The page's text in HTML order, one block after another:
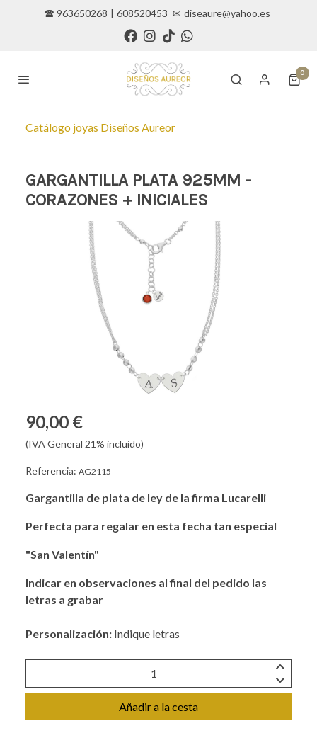
🕿 963650268 | 608520453 ✉ diseaure@yahoo.es
0
Catálogo joyas Diseños Aureor
GARGANTILLA PLATA 925MM -
CORAZONES + INICIALES
90,00 €
(IVA General 21% incluido)
Referencia: AG2115
Gargantilla de plata de ley de la firma Lucarelli
Perfecta para regalar en esta fecha tan especial
"San Valentín"
Indicar en observaciones al final del pedido las
letras a grabar
Personalización: Indique letras
Añadir a la cesta